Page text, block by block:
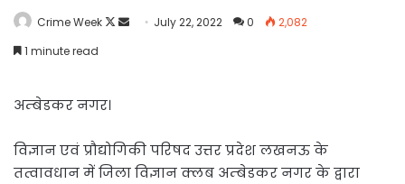
Crime Week
Follow
SendJuly 22, 2022 0
2,082
1 minute read
अम्बेडकर नगर।
विज्ञान एवं प्रौद्योगिकी परिषद उत्तर प्रदेश लखनऊ के
तत्वावधान में जिला विज्ञान क्लब अम्बेडकर नगर के द्वारा